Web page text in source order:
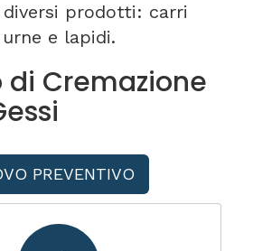
diversi prodotti: carri
e lapidi.
di Cremazione
PREVENTIVO